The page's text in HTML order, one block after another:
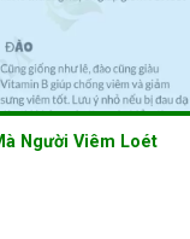
Người Viêm Loét